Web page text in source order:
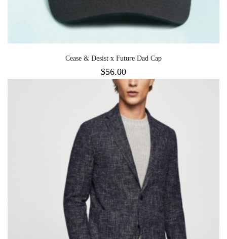
Cease & Desist x Future Dad Cap
$56.00